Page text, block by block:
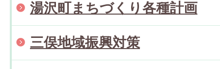
湯沢町まちづくり各種計画
三俣地域振興対策